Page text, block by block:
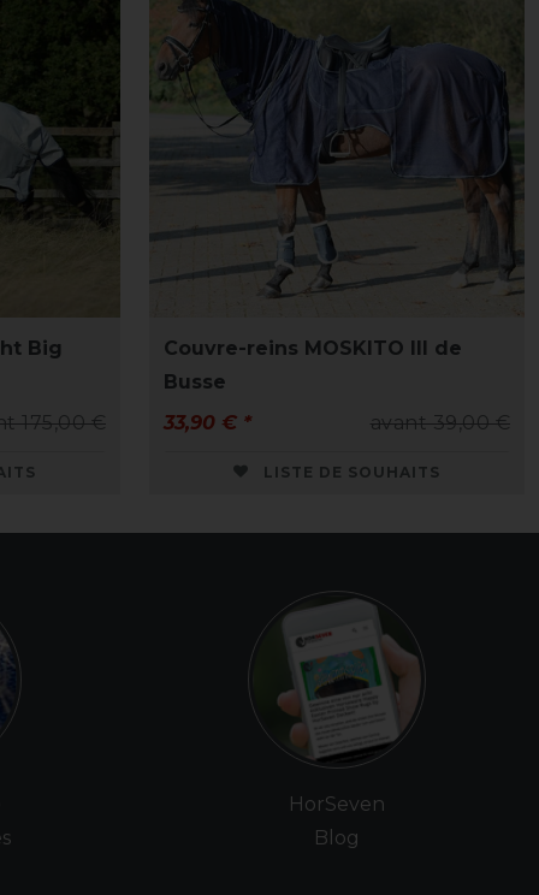
Big
175,00 €
Couvre-reins MOSKITO III de
Busse
avant 39,00 €
33,90 € *
LISTE DE SOUHAITS
HorSeven
Blog